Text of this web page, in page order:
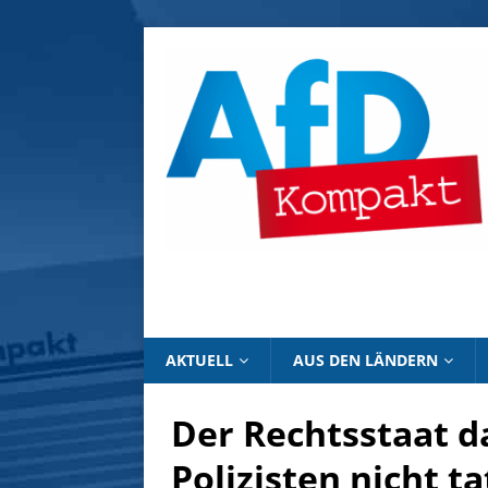
AKTUELL AUS DEN LÄNDERN
Der Rechtsstaat
Polizisten nicht